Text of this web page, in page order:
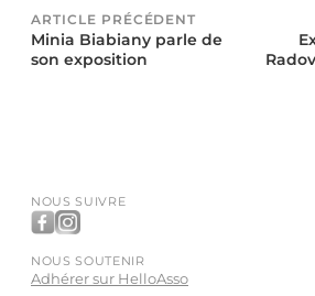
ARTICLE PRÉCÉDENT
Minia Biabiany parle de
son exposition
NOUS SUIVRE
NOUS SOUTENIR
Adhérer sur HelloAsso